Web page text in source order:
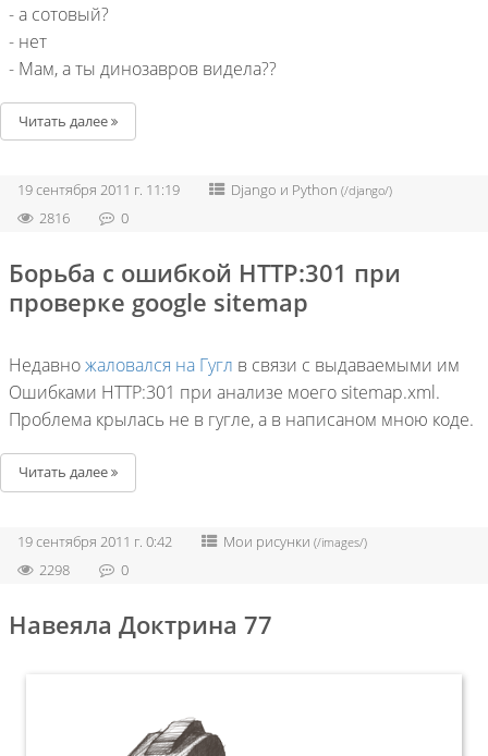
- а сотовый?
- нет
- Мам, а ты динозавров видела??
Читать далее
19 сентября 2011 г. 11:19 Django и Python(/django/)
2816 0
Борьба с ошибкой HTTP:301 при
проверке google sitemap
Недавножаловался на Гугл в связи с выдаваемыми им
Ошибками HTTP:301 при анализе моего sitemap.xml.
Проблема крылась не в гугле, а в написаном мною коде.
Читать далее
19 сентября 2011 г. 0:42 Мои рисунки(/images/)
2298 0
Навеяла Доктрина 77